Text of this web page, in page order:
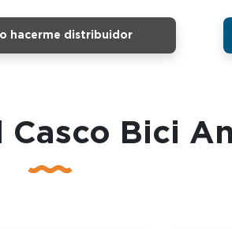
hacerme distribuidor
Casco Bici